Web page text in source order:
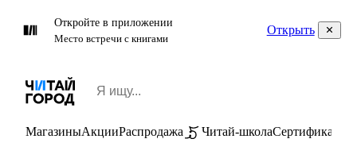
Откройте в приложении
Место встречи с книгами
Открыть
МагазиныАкцииРаспродажа Читай-школаСертификаты